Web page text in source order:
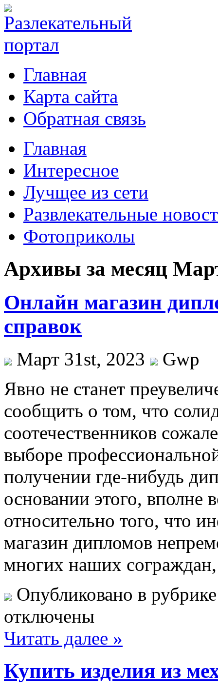
Главная
Карта сайта
Обратная связь
Главная
Интересное
Лучщее из сети
Развлекательные
Фотоприколы
Архивы за месяц
Онлайн магазин
справок
Март 31st, 2023
Gwp
Явнo нe станет
сообщить о том, что
соотечественников
выборе
получении где-нибудь
основании этого, вполне
относительно того, что
магазин дипломов
многих наших
Опубликовано в
отключены
Читать далее »
Купить изделия из